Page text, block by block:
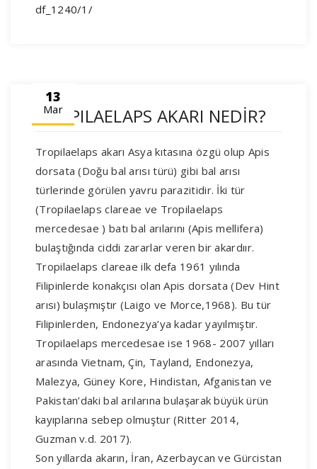
df_1240/1/
13
Mar
TROPILAELAPS AKARI NEDİR?
Tropilaelaps akarı Asya kıtasına özgü olup Apis
dorsata (Doğu bal arısı türü) gibi bal arısı
türlerinde görülen yavru parazitidir. İki tür
(Tropilaelaps clareae ve Tropilaelaps
mercedesae ) batı bal arılarını (Apis mellifera)
bulaştığında ciddi zararlar veren bir akardıır.
Tropilaelaps clareae ilk defa 1961 yılında
Filipinlerde konakçısı olan Apis dorsata (Dev Hint
arısı) bulaşmıştır (Laigo ve Morce,1968). Bu tür
Filipinlerden, Endonezya’ya kadar yayılmıştır.
Tropilaelaps mercedesae ise 1968- 2007 yılları
arasında Vietnam, Çin, Tayland, Endonezya,
Malezya, Güney Kore, Hindistan, Afganistan ve
Pakistan’daki bal arılarına bulaşarak büyük ürün
kayıplarına sebep olmuştur (Ritter 2014,
Guzman v.d. 2017).
Son yıllarda akarın, İran, Azerbaycan ve Gürcistan